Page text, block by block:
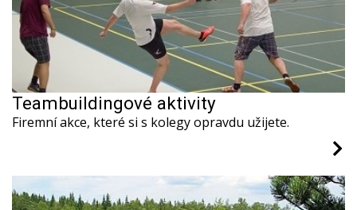
Teambuildingové aktivity
Firemní akce, které si s kolegy opravdu užijete.